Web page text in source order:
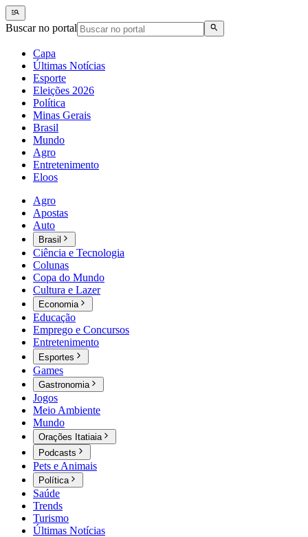
Buscar no portal
Capa
Últimas Notícias
Esporte
Eleições 2026
Política
Minas Gerais
Brasil
Mundo
Agro
Entretenimento
Eloos
Agro
Apostas
Auto
Brasil
Ciência e Tecnologia
Colunas
Copa do Mundo
Cultura e Lazer
Economia
Educação
Emprego e Concursos
Entretenimento
Esportes
Games
Gastronomia
Jogos
Meio Ambiente
Mundo
Orações Itatiaia
Podcasts
Pets e Animais
Política
Saúde
Trends
Turismo
Últimas Notícias